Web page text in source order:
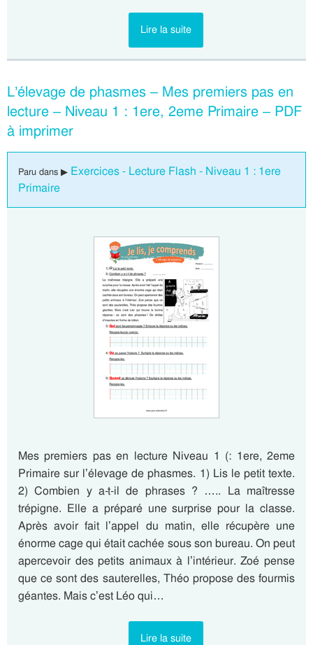
Lire la suite
L’élevage de phasmes – Mes premiers pas en
lecture – Niveau 1 : 1ere, 2eme Primaire – PDF
à imprimer
Paru dans ▶ Exercices - Lecture Flash - Niveau 1 : 1ere
Primaire
Mes premiers pas en lecture Niveau 1 (: 1ere, 2eme
Primaire sur l’élevage de phasmes. 1) Lis le petit texte.
2) Combien y a-t-il de phrases ? ….. La maîtresse
trépigne. Elle a préparé une surprise pour la classe.
Après avoir fait l’appel du matin, elle récupère une
énorme cage qui était cachée sous son bureau. On peut
apercevoir des petits animaux à l’intérieur. Zoé pense
que ce sont des sauterelles, Théo propose des fourmis
géantes. Mais c’est Léo qui…
Lire la suite